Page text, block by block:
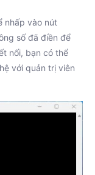
nhấp vào nút
số đã điền để
nối, bạn có thể
với quản trị viên